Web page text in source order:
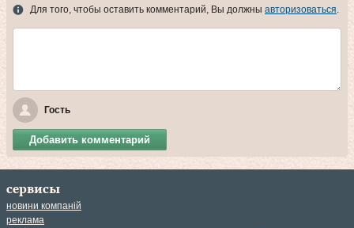
Для того, чтобы оставить комментарий, Вы должны авторизоваться.
Гость
Добавить комментарий
сервисы
новини компаній
реклама